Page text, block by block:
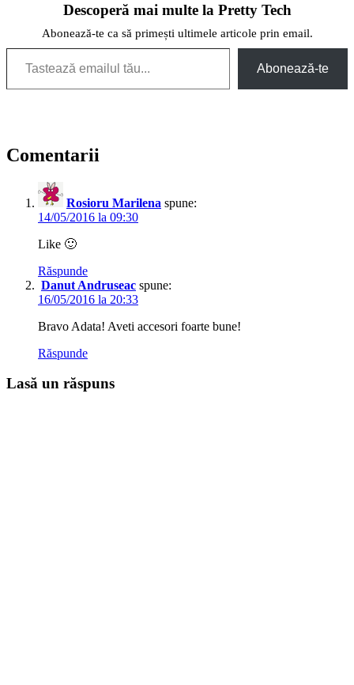
Descoperă mai multe la Pretty Tech
Abonează-te ca să primești ultimele articole prin email.
Tastează emailul tău...
Abonează-te
Comentarii
Rosioru Marilena spune:
14/05/2016 la 09:30
Like 🙂
Răspunde
Danut Andruseac spune:
16/05/2016 la 20:33
Bravo Adata! Aveti accesori foarte bune!
Răspunde
Lasă un răspuns